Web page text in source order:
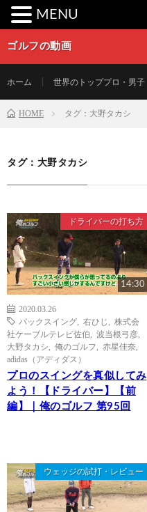
ゴルフの動画
ホーム 世界のトッププロ・男子
HOME タグ：大野タカシ
タグ：大野タカシ
ドライバーの打ち方
14:30
2020.03.26
バックスイング
右ひじ
株式会
社ケーブルテレビ佐伯
波当根弓彦
大野タカシ
俺のゴルフ 赤星佳奈
adidas（アディダス）
プロのスイングを真似してみ
よう！【ドライバー】【前
編】｜俺のゴルフ 第95回
ウェッジの試打・レビュー
MENU